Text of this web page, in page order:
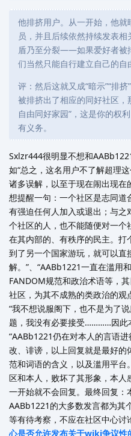
他排挤用户。从一开始，他
员，并且后续依然持续发表
盾乃至分裂——如果爱好者被
们当然只能自行建立自己的自
评：然后这就又成“暗示”“排
被排挤出了相应的同好社区
自由同好家园”，这是你的权
有义务。
Sxlzr444很明显不想和
如“总之，这名用户不了解超理
诸多误解，以至于现在闹出现在
想提醒一句：一个社区是志同
有强迫任何人加入或退出；与
个社区的人，也不能随便对一
在其内部的、有秩序的民主。打
到了另一个国家游玩，就可以
解。”、“AABb1221一直在滥用
FANDOM规范和政治术语等，
社区，为其不成熟的类政治的观
“我不想说服阁下，也不是为了
题，我没有必要接受…………因此
“AABb1221仍在对本人的言语
改、诽谤，以上回复就是最好
范和词语的含义，以及滥用平
区和本人，败坏了其形象，本人
一开始就不会回复。最终回复：
AABb1221的大多数发言都为其
等有待考察，不应在社区中心讨
心是否允许发布关于wiki争议